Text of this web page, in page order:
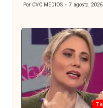
Publicado
Por CVC MEDIOS 7 agosto, 2026
Publicada